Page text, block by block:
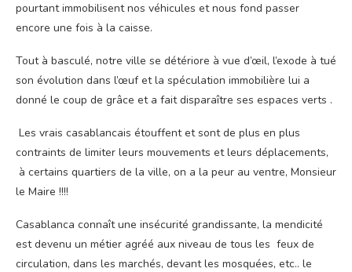
pourtant immobilisent nos véhicules et nous fond passer
encore une fois à la caisse.
Tout à basculé, notre ville se détériore à vue d’œil, l’exode à tué
son évolution dans l’œuf et la spéculation immobilière lui a
donné le coup de grâce et a fait disparaître ses espaces verts .
Les vrais casablancais étouffent et sont de plus en plus
contraints de limiter leurs mouvements et leurs déplacements,
à certains quartiers de la ville, on a la peur au ventre, Monsieur
le Maire !!!!
Casablanca connaît une insécurité grandissante, la mendicité
est devenu un métier agréé aux niveau de tous les feux de
circulation, dans les marchés, devant les mosquées, etc.. le